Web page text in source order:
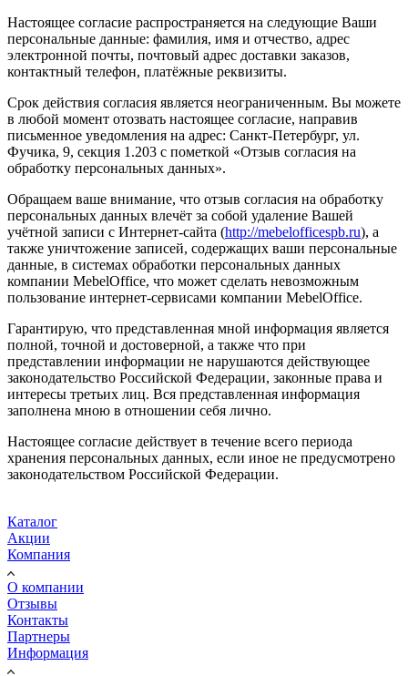
Настоящее согласие распространяется на следующие Ваши
персональные данные: фамилия, имя и отчество, адрес
электронной почты, почтовый адрес доставки заказов,
контактный телефон, платёжные реквизиты.
Срок действия согласия является неограниченным. Вы можете
в любой момент отозвать настоящее согласие, направив
письменное уведомления на адрес: Санкт-Петербург, ул.
Фучика, 9, секция 1.203 с пометкой «Отзыв согласия на
обработку персональных данных».
Обращаем ваше внимание, что отзыв согласия на обработку
персональных данных влечёт за собой удаление Вашей
учётной записи с Интернет-сайта (http://mebelofficespb.ru), а
также уничтожение записей, содержащих ваши персональные
данные, в системах обработки персональных данных
компании MebelOffice, что может сделать невозможным
пользование интернет-сервисами компании MebelOffice.
Гарантирую, что представленная мной информация является
полной, точной и достоверной, а также что при
представлении информации не нарушаются действующее
законодательство Российской Федерации, законные права и
интересы третьих лиц. Вся представленная информация
заполнена мною в отношении себя лично.
Настоящее согласие действует в течение всего периода
хранения персональных данных, если иное не предусмотрено
законодательством Российской Федерации.
Каталог
Акции
Компания
О компании
Отзывы
Контакты
Партнеры
Информация